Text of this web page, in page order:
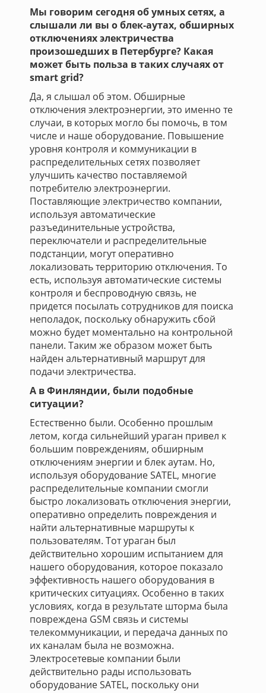
Мы говорим сегодня об умных сетях, а
слышали ли вы о блек-аутах, обширных
отключениях электричества
произошедших в Петербурге? Какая
может быть польза в таких случаях от
smart grid?
Да, я слышал об этом. Обширные
отключения электроэнергии, это именно те
случаи, в которых могло бы помочь, в том
числе и наше оборудование. Повышение
уровня контроля и коммуникации в
распределительных сетях позволяет
улучшить качество поставляемой
потребителю электроэнергии.
Поставляющие электричество компании,
используя автоматические
разъединительные устройства,
переключатели и распределительные
подстанции, могут оперативно
локализовать территорию отключения. То
есть, используя автоматические системы
контроля и беспроводную связь, не
придется посылать сотрудников для поиска
неполадок, поскольку обнаружить сбой
можно будет моментально на контрольной
панели. Таким же образом может быть
найден альтернативный маршрут для
подачи электричества.
А в Финляндии, были подобные
ситуации?
Естественно были. Особенно прошлым
летом, когда сильнейший ураган привел к
большим повреждениям, обширным
отключениям энергии и блек аутам. Но,
используя оборудование SATEL, многие
распределительные компании смогли
быстро локализовать отключения энергии,
оперативно определить повреждения и
найти альтернативные маршруты к
пользователям. Тот ураган был
действительно хорошим испытанием для
нашего оборудования, которое показало
эффективность нашего оборудования в
критических ситуациях. Особенно в таких
условиях, когда в результате шторма была
повреждена GSM связь и системы
телекоммуникации, и передача данных по
их каналам была не возможна.
Электросетевые компании были
действительно рады использовать
оборудование SATEL, поскольку они